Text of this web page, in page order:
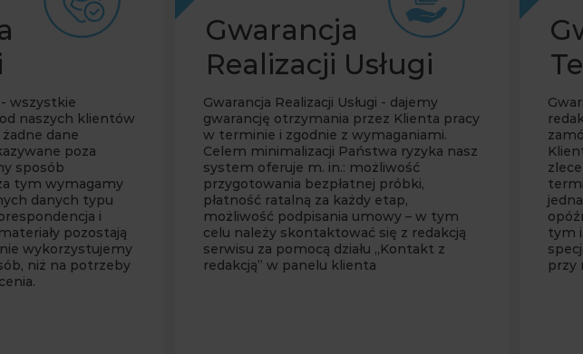
wszystkie
naszych klientów
dane
poza
sposób
tym wymagamy
danych typu
i
pozostają
wykorzystujemy
niż na potrzeby
Gwarancja
Realizacji Usługi
Gwarancja Realizacji Usługi - dajemy
gwarancję otrzymania przez Klienta pracy
w terminie i zgodnie z wymaganiami.
Celem minimalizacji Państwa ryzyka nasz
system oferuje m. in.: możliwość
przygotowania bezpłatnej próbki,
płatność ratalną za każdy etap,
możliwość podpisania umowy – w tym
celu należy skontaktować się z redakcją
serwisu za pomocą działu „Kontakt z
redakcją” w panelu klienta
tym
przy